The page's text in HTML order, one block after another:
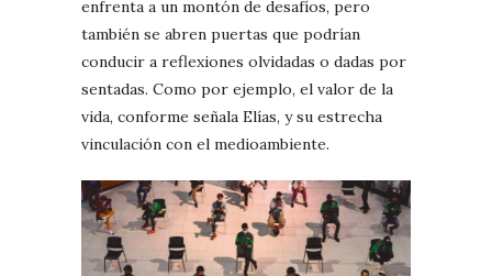
enfrenta a un montón de desafíos, pero
también se abren puertas que podrían
conducir a reflexiones olvidadas o dadas por
sentadas. Como por ejemplo, el valor de la
vida, conforme señala Elías, y su estrecha
vinculación con el medioambiente.